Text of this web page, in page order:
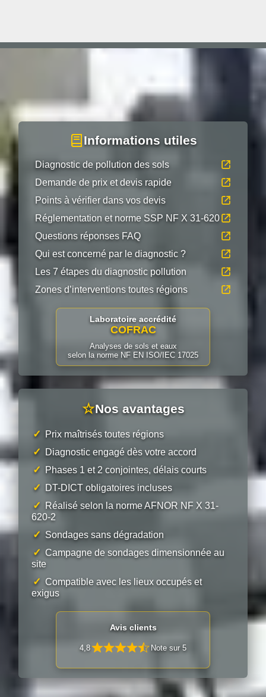
Informations utiles
Diagnostic de pollution des sols
Demande de prix et devis rapide
Points à vérifier dans vos devis
Réglementation et norme SSP NF X 31-620
Questions réponses FAQ
Qui est concerné par le diagnostic ?
Les 7 étapes du diagnostic pollution
Zones d’interventions toutes régions
Laboratoire accrédité
COFRAC
Analyses de sols et eaux
selon la norme NF EN ISO/IEC 17025
☆Nos avantages
✓ Prix maîtrisés toutes régions
✓ Diagnostic engagé dès votre accord
✓ Phases 1 et 2 conjointes, délais courts
✓ DT-DICT obligatoires incluses
✓
Réalisé selon la norme AFNOR NF X 31-
620-2
✓ Sondages sans dégradation
✓ Campagne de sondages dimensionnée au
site
✓ Compatible avec les lieux occupés et
exigus
Avis clients
4,8 Note sur 5